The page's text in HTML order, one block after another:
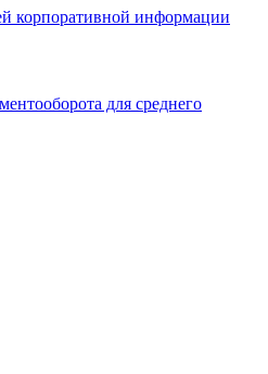
корпоративной информации
для среднего